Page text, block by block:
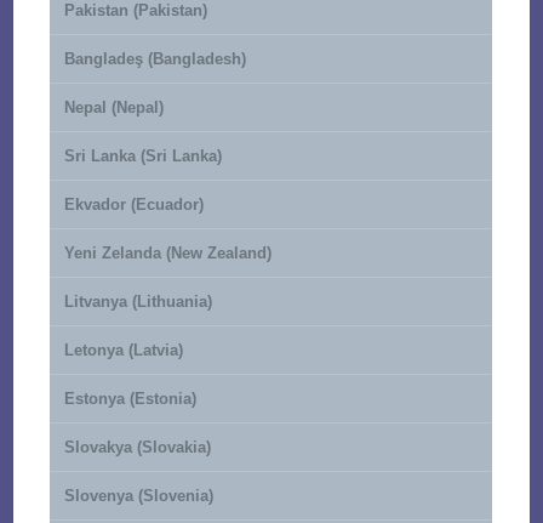
Pakistan (Pakistan)
Bangladeş (Bangladesh)
Nepal (Nepal)
Sri Lanka (Sri Lanka)
Ekvador (Ecuador)
Yeni Zelanda (New Zealand)
Litvanya (Lithuania)
Letonya (Latvia)
Estonya (Estonia)
Slovakya (Slovakia)
Slovenya (Slovenia)